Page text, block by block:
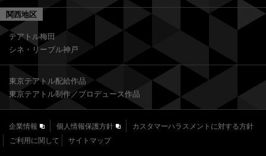
関西地区
テアトル梅田
シネ・リーブル神戸
東京テアトル配給作品
東京テアトル制作／プロデュース作品
企業情報 個人情報保護方針
カスタマーハラスメントに対する方針
ご利用に関して
サイトマップ